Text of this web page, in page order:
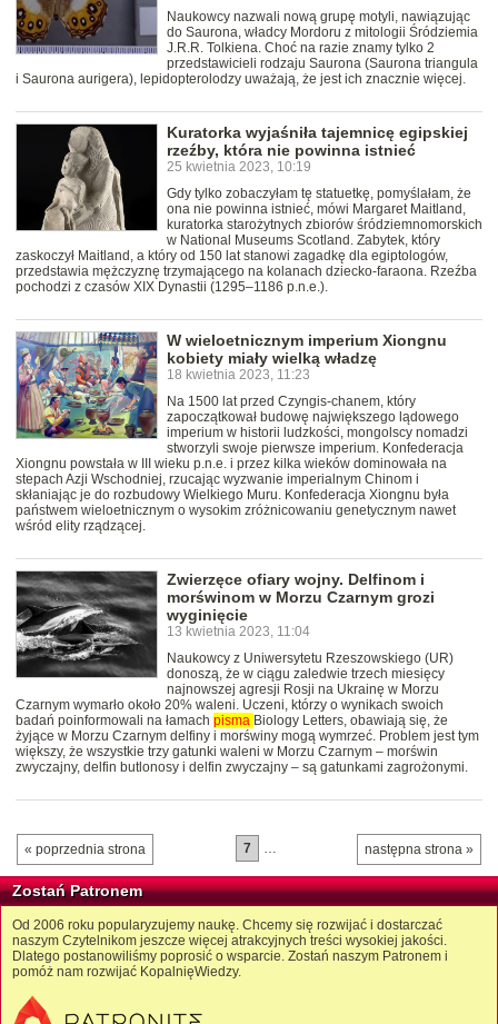
Naukowcy nazwali nową grupę motyli, nawiązując
do Saurona, władcy Mordoru z mitologii Śródziemia
J.R.R. Tolkiena. Choć na razie znamy tylko 2
przedstawicieli rodzaju Saurona (Saurona triangula
i Saurona aurigera), lepidopterolodzy uważają, że jest ich znacznie więcej.
Kuratorka wyjaśniła tajemnicę egipskiej
rzeźby, która nie powinna istnieć
25 kwietnia 2023, 10:19
Gdy tylko zobaczyłam tę statuetkę, pomyślałam, że
ona nie powinna istnieć, mówi Margaret Maitland,
kuratorka starożytnych zbiorów śródziemnomorskich
w National Museums Scotland. Zabytek, który
zaskoczył Maitland, a który od 150 lat stanowi zagadkę dla egiptologów,
przedstawia mężczyznę trzymającego na kolanach dziecko-faraona. Rzeźba
pochodzi z czasów XIX Dynastii (1295–1186 p.n.e.).
W wieloetnicznym imperium Xiongnu
kobiety miały wielką władzę
18 kwietnia 2023, 11:23
Na 1500 lat przed Czyngis-chanem, który
zapoczątkował budowę największego lądowego
imperium w historii ludzkości, mongolscy nomadzi
stworzyli swoje pierwsze imperium. Konfederacja
Xiongnu powstała w III wieku p.n.e. i przez kilka wieków dominowała na
stepach Azji Wschodniej, rzucając wyzwanie imperialnym Chinom i
skłaniając je do rozbudowy Wielkiego Muru. Konfederacja Xiongnu była
państwem wieloetnicznym o wysokim zróżnicowaniu genetycznym nawet
wśród elity rządzącej.
Zwierzęce ofiary wojny. Delfinom i
morświnom w Morzu Czarnym grozi
wyginięcie
13 kwietnia 2023, 11:04
Naukowcy z Uniwersytetu Rzeszowskiego (UR)
donoszą, że w ciągu zaledwie trzech miesięcy
najnowszej agresji Rosji na Ukrainę w Morzu
Czarnym wymarło około 20% waleni. Uczeni, którzy o wynikach swoich
badań poinformowali na łamach pisma Biology Letters, obawiają się, że
żyjące w Morzu Czarnym delfiny i morświny mogą wymrzeć. Problem jest tym
większy, że wszystkie trzy gatunki waleni w Morzu Czarnym – morświn
zwyczajny, delfin butlonosy i delfin zwyczajny – są gatunkami zagrożonymi.
« poprzednia strona następna strona »
7 …
Zostań Patronem
Od 2006 roku popularyzujemy naukę. Chcemy się rozwijać i dostarczać
naszym Czytelnikom jeszcze więcej atrakcyjnych treści wysokiej jakości.
Dlatego postanowiliśmy poprosić o wsparcie. Zostań naszym Patronem i
pomóż nam rozwijać KopalnięWiedzy.